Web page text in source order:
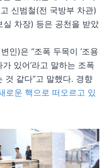
신범철(전 국방부 차관)
실 차장) 등은 공천을 받았
인)은 “조폭 두목이 ‘조용
있어’라고 말하는 조폭
것 같다”고 말했다. 경향
로운 핵으로 떠오르고 있